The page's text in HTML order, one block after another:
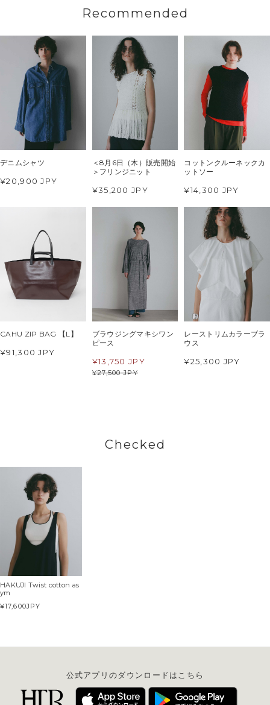
Recommended
デニムシャツ
¥20,900 JPY
＜8月6日（木）販売開始
＞フリンジニット
¥35,200 JPY
コットンクルーネックカ
ットソー
¥14,300 JPY
CAHU ZIP BAG 【L】
¥91,300 JPY
ブラウジングマキシワン
ピース
¥27,500 JPY
¥13,750 JPY
レーストリムカラーブラ
ウス
¥25,300 JPY
Checked
HAKUJI Twist cotton as
ym
¥17,600JPY
公式アプリのダウンロードはこちら